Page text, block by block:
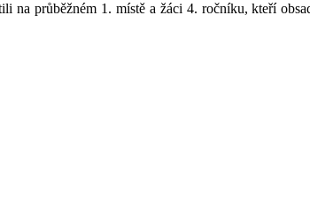
průběžném 1. místě a žáci 4. ročníku, kteří